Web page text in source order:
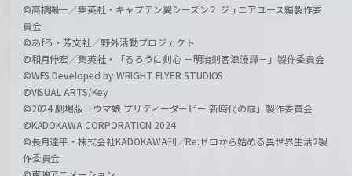
©高橋陽一／集英社・キャプテン翼シーズン２ ジュニアユース編製作委
員会
©あfろ・芳文社／野外活動プロジェクト
©和月伸宏／集英社・「るろうに剣心 －明治剣客浪漫譚－」製作委員会
©WFS Developed by WRIGHT FLYER STUDIOS
©VISUAL ARTS/Key
©2024 劇場版「ウマ娘 プリティーダービー 新時代の扉」製作委員会
©KADOKAWA CORPORATION 2024
©長月達平・株式会社KADOKAWA刊／Re:ゼロから始める異世界生活2製
作委員会